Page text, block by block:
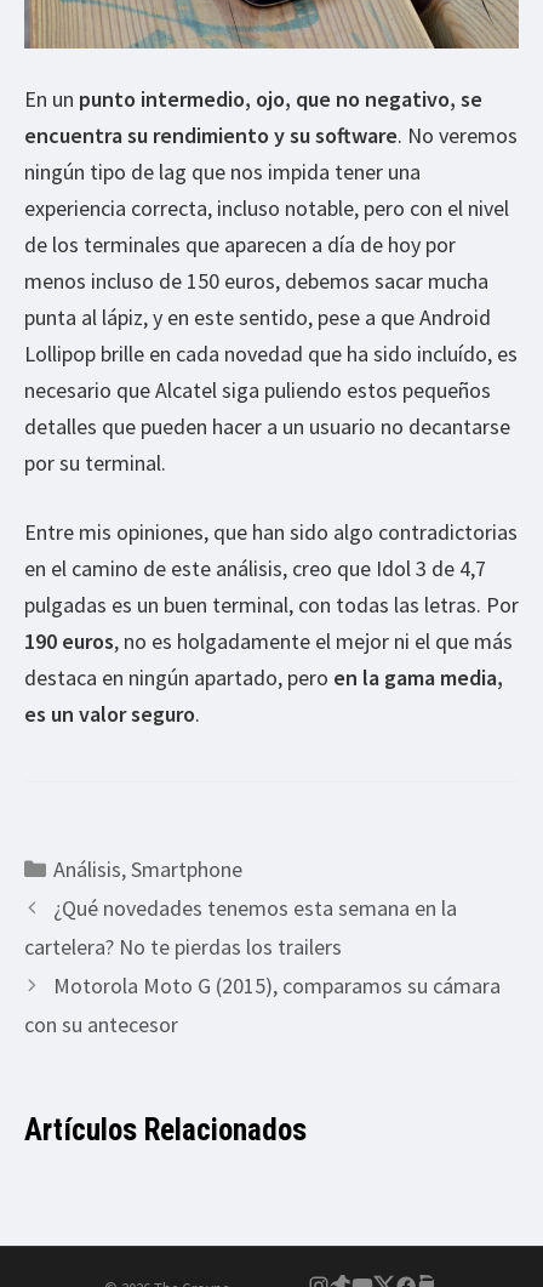
En un punto intermedio, ojo, que no negativo, se
encuentra su rendimiento y su software. No veremos
ningún tipo de lag que nos impida tener una
experiencia correcta, incluso notable, pero con el nivel
de los terminales que aparecen a día de hoy por
menos incluso de 150 euros, debemos sacar mucha
punta al lápiz, y en este sentido, pese a que Android
Lollipop brille en cada novedad que ha sido incluído, es
necesario que Alcatel siga puliendo estos pequeños
detalles que pueden hacer a un usuario no decantarse
por su terminal.
Entre mis opiniones, que han sido algo contradictorias
en el camino de este análisis, creo que Idol 3 de 4,7
pulgadas es un buen terminal, con todas las letras. Por
190 euros, no es holgadamente el mejor ni el que más
destaca en ningún apartado, pero en la gama media,
es un valor seguro.
Categorías
Análisis,Smartphone
¿Qué novedades tenemos esta semana en la
cartelera? No te pierdas los trailers
Motorola Moto G (2015), comparamos su cámara
con su antecesor
Artículos Relacionados